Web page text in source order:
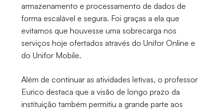
armazenamento e processamento de dados de
forma escalável e segura. Foi graças a ela que
evitamos que houvesse uma sobrecarga nos
serviços hoje ofertados através do Unifor Online e
do Unifor Mobile.
Além de continuar as atividades letivas, o professor
Eurico destaca que a visão de longo prazo da
instituição também permitiu a grande parte aos